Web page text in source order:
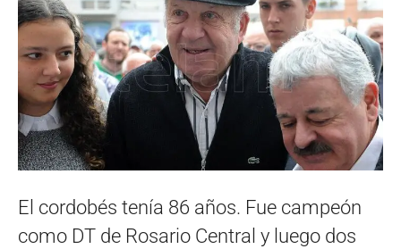
El cordobés tenía 86 años. Fue campeón
como DT de Rosario Central y luego dos